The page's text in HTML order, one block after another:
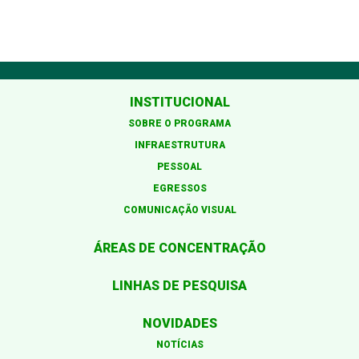
INSTITUCIONAL
SOBRE O PROGRAMA
INFRAESTRUTURA
PESSOAL
EGRESSOS
COMUNICAÇÃO VISUAL
ÁREAS DE CONCENTRAÇÃO
LINHAS DE PESQUISA
NOVIDADES
NOTÍCIAS